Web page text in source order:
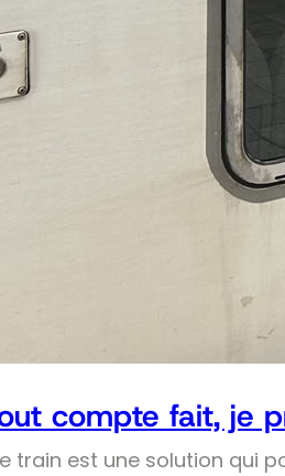
compte fait, je
train est une solution qui